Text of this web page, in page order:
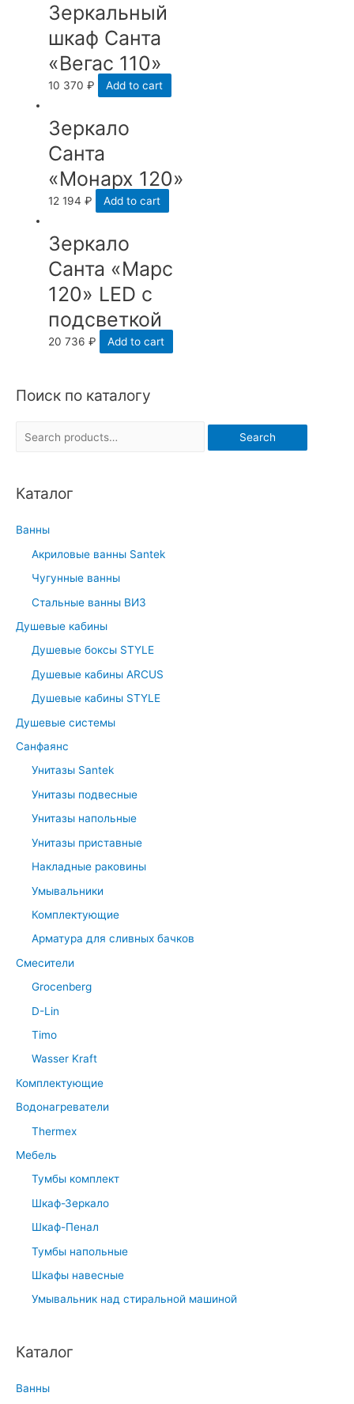
Поиск по каталогу
r
h
:
Search
Каталог
Ванны
Акриловые ванны Santek
Чугунные ванны
Стальные ванны ВИЗ
Душевые кабины
Душевые боксы STYLE
Душевые кабины ARCUS
Душевые кабины STYLE
Душевые системы
Санфаянс
Унитазы Santek
Унитазы подвесные
Унитазы напольные
Унитазы приставные
Накладные раковины
Умывальники
Комплектующие
Арматура для сливных бачков
Смесители
Grocenberg
D-Lin
Timo
Wasser Kraft
Комплектующие
Водонагреватели
Thermex
Мебель
Тумбы комплект
Шкаф-Зеркало
Шкаф-Пенал
Тумбы напольные
Шкафы навесные
Умывальник над стиральной машиной
Каталог
Ванны
Зеркальный
шкаф Санта
«Вегас 110»
10 370₽ Add to cart
Зеркало
Санта
«Монарх 120»
12 194₽ Add to cart
Зеркало
Санта «Марс
120» LED с
подсветкой
20 736₽ Add to cart